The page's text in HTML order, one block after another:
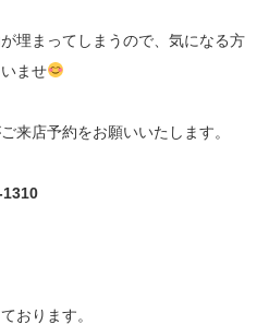
埋まってしまうので、気になる方
ませ
来店予約をお願いいたします。
おります。